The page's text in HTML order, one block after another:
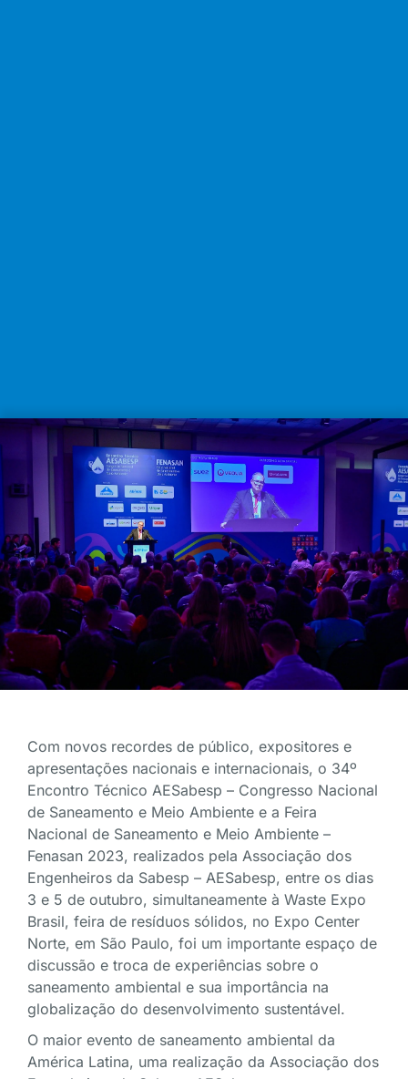
Com novos recordes de público, expositores e
apresentações nacionais e internacionais, o 34º
Encontro Técnico AESabesp – Congresso Nacional
de Saneamento e Meio Ambiente e a Feira
Nacional de Saneamento e Meio Ambiente –
Fenasan 2023, realizados pela Associação dos
Engenheiros da Sabesp – AESabesp, entre os dias
3 e 5 de outubro, simultaneamente à Waste Expo
Brasil, feira de resíduos sólidos, no Expo Center
Norte, em São Paulo, foi um importante espaço de
discussão e troca de experiências sobre o
saneamento ambiental e sua importância na
globalização do desenvolvimento sustentável.
O maior evento de saneamento ambiental da
América Latina, uma realização da Associação dos